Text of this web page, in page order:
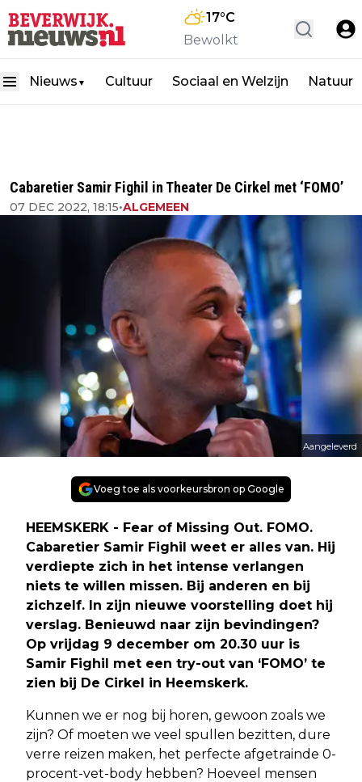
17°C
Bewolkt
Nieuws ▼ Cultuur Sociaal en Welzijn Natuur
Cabaretier Samir Fighil in Theater De Cirkel met ‘FOMO’
07 DEC 2022, 18:15•ALGEMEEN
Aangeleverd
Voeg toe als voorkeursbron op Google
HEEMSKERK - Fear of Missing Out. FOMO.
Cabaretier Samir Fighil weet er alles van. Hij
verdiepte zich in het intense verlangen
niets te willen missen. Bij anderen en bij
zichzelf. In zijn nieuwe voorstelling doet hij
verslag. Benieuwd naar zijn bevindingen?
Op vrijdag 9 december om 20.30 uur is
Samir Fighil met een try-out van ‘FOMO’ te
zien bij De Cirkel in Heemskerk.
Kunnen we er nog bij horen, gewoon zoals we
zijn? Of moeten we veel spullen bezitten, dure
verre reizen maken, het perfecte afgetrainde 0-
procent-vet-body hebben? Hoeveel mensen